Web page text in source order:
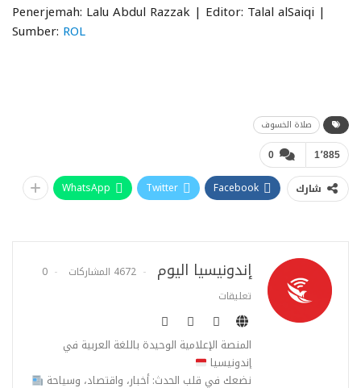
Penerjemah: Lalu Abdul Razzak | Editor: Talal alSaiqi |
Sumber: ROL
صلاة الخسوف
0 1٬885
شارك Facebook
Twitter
WhatsApp
إندونيسيا اليوم 4672 المشاركات
0
تعليقات
المنصة الإعلامية الوحيدة باللغة العربية في
إندونيسيا
نضعك في قلب الحدث: أخبار، واقتصاد، وسياحة